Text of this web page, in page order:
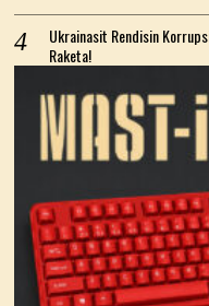
Ukrainasit Rendisin
Raketa!